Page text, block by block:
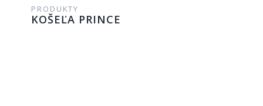
PRODUKTY
KOŠEĽA PRINCE